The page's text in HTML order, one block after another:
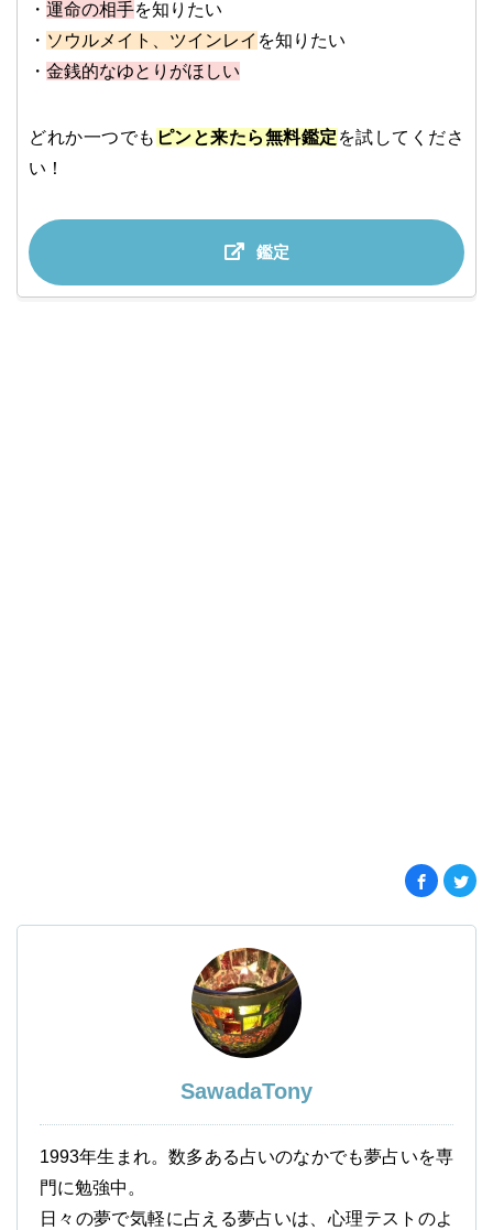
・ 運命の相手を知りたい
・ ソウルメイト、ツインレイ を知りたい
・ 金銭的なゆとりがほしい
どれか一つでも ピンと来たら無料鑑定 を試してくださ
い！
鑑定
SawadaTony
1993年生まれ。数多ある占いのなかでも夢占いを専
門に勉強中。
日々の夢で気軽に占える夢占いは、心理テストのよ